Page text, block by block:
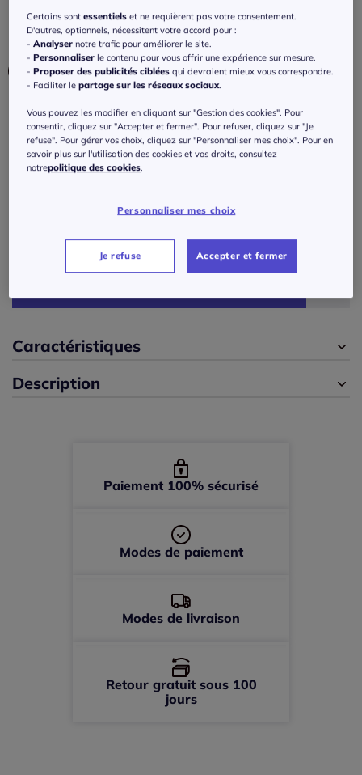
Couleur :marine-écru à rayures
Choisir une couleur :
Taille :
Veuillez sélectionner une taille
En stock
En stock
42/44 -En stock
46/48 -En stock
50/52 -En stock
à partir de 50€
Caractéristiques
Description
Paiement 100% sécurisé
Modes de paiement
Modes de livraison
Retour gratuit sous 100
jours
Certains sontessentiels et ne requièrent pas votre consentement.
D'autres, optionnels, nécessitent votre accord pour :
-Analyser notre trafic pour améliorer le site.
-Personnaliser le contenu pour vous offrir une expérience sur mesure.
-Proposer des publicités ciblées qui devraient mieux vous correspondre.
- Faciliter lepartage sur les réseaux sociaux.
Vous pouvez les modifier en cliquant sur "Gestion des cookies". Pour
consentir, cliquez sur "Accepter et fermer". Pour refuser, cliquez sur "Je
refuse". Pour gérer vos choix, cliquez sur "Personnaliser mes choix". Pour en
savoir plus sur l'utilisation des cookies et vos droits, consultez
notrepolitique des cookies.
Personnaliser mes choix
Je refuse Accepter et fermer